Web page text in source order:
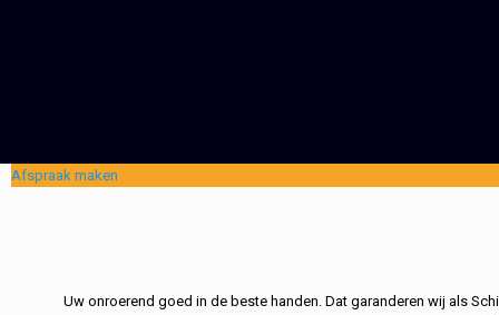
Afspraak maken
Uw onroerend goed in de beste handen. Dat garanderen wij als